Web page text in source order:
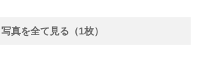
写真を全て見る（1枚）